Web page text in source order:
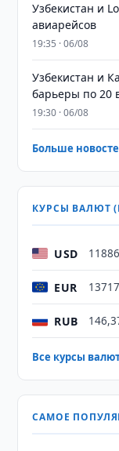
Узбекистан и
авиарейсов
19:35 · 06/08
Узбекистан и
барьеры по 20
19:30 · 06/08
Больше
КУРСЫ ВАЛЮТ
USD
EUR
RUB
Все курсы
САМОЕ